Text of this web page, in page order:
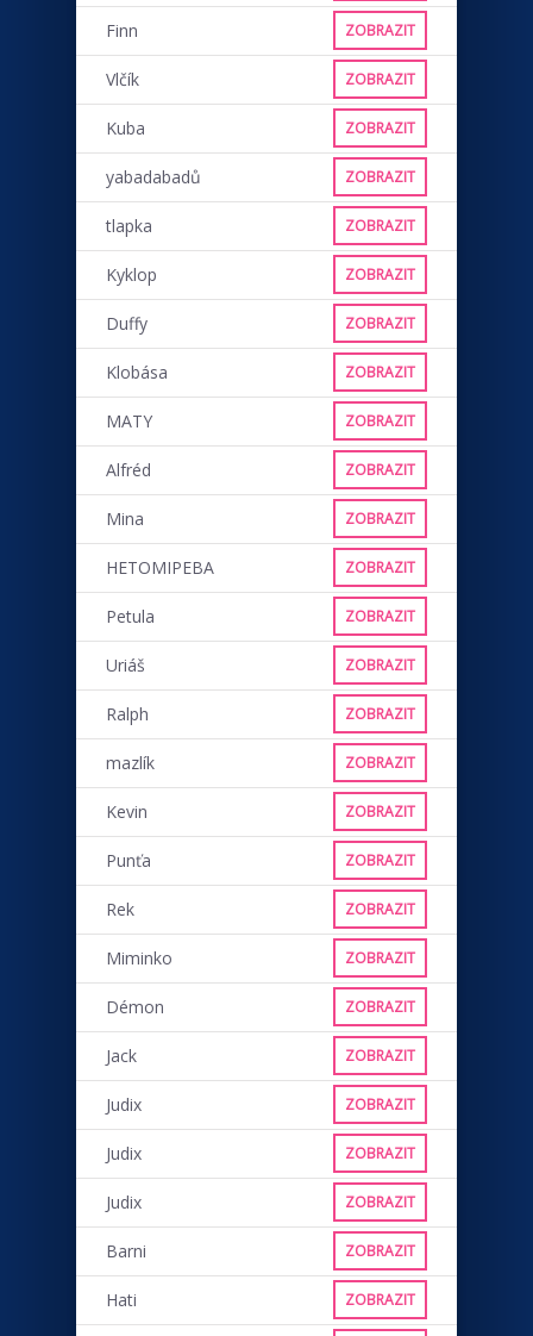
Finn ZOBRAZIT
Vlčík ZOBRAZIT
Kuba ZOBRAZIT
yabadabadů ZOBRAZIT
tlapka ZOBRAZIT
Kyklop ZOBRAZIT
Duffy ZOBRAZIT
Klobása ZOBRAZIT
MATY ZOBRAZIT
Alfréd ZOBRAZIT
Mina ZOBRAZIT
HETOMIPEBA ZOBRAZIT
Petula ZOBRAZIT
Uriáš ZOBRAZIT
Ralph ZOBRAZIT
mazlík ZOBRAZIT
Kevin ZOBRAZIT
Punťa ZOBRAZIT
Rek ZOBRAZIT
Miminko ZOBRAZIT
Démon ZOBRAZIT
Jack ZOBRAZIT
Judix ZOBRAZIT
Judix ZOBRAZIT
Judix ZOBRAZIT
Barni ZOBRAZIT
Hati ZOBRAZIT